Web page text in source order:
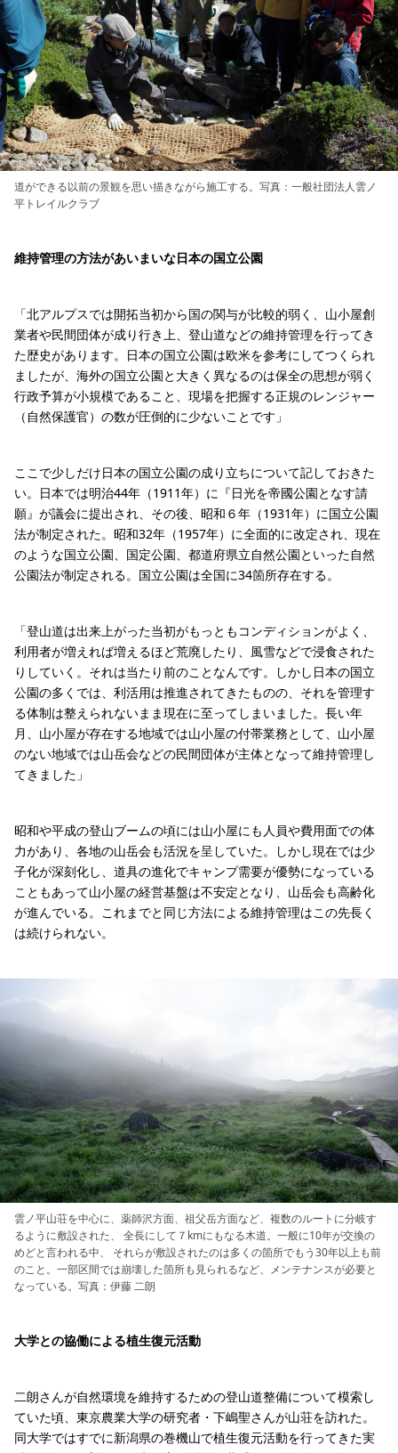
道ができる以前の景観を思い描きながら施工する。写真：一般社団法人雲ノ
平トレイルクラブ
維持管理の方法があいまいな日本の国立公園
「北アルプスでは開拓当初から国の関与が比較的弱く、山小屋創
業者や民間団体が成り行き上、登山道などの維持管理を行ってき
た歴史があります。日本の国立公園は欧米を参考にしてつくられ
ましたが、海外の国立公園と大きく異なるのは保全の思想が弱く
行政予算が小規模であること、現場を把握する正規のレンジャー
（自然保護官）の数が圧倒的に少ないことです」
ここで少しだけ日本の国立公園の成り立ちについて記しておきた
い。日本では明治44年（1911年）に『日光を帝國公園となす請
願』が議会に提出され、その後、昭和６年（1931年）に国立公園
法が制定された。昭和32年（1957年）に全面的に改定され、現在
のような国立公園、国定公園、都道府県立自然公園といった自然
公園法が制定される。国立公園は全国に34箇所存在する。
「登山道は出来上がった当初がもっともコンディションがよく、
利用者が増えれば増えるほど荒廃したり、風雪などで浸食された
りしていく。それは当たり前のことなんです。しかし日本の国立
公園の多くでは、利活用は推進されてきたものの、それを管理す
る体制は整えられないまま現在に至ってしまいました。長い年
月、山小屋が存在する地域では山小屋の付帯業務として、山小屋
のない地域では山岳会などの民間団体が主体となって維持管理し
てきました」
昭和や平成の登山ブームの頃には山小屋にも人員や費用面での体
力があり、各地の山岳会も活況を呈していた。しかし現在では少
子化が深刻化し、道具の進化でキャンプ需要が優勢になっている
こともあって山小屋の経営基盤は不安定となり、山岳会も高齢化
が進んでいる。これまでと同じ方法による維持管理はこの先長く
は続けられない。
雲ノ平山荘を中心に、薬師沢方面、祖父岳方面など、複数のルートに分岐す
るように敷設された、 全長にして７kmにもなる木道。一般に10年が交換の
めどと言われる中、 それらが敷設されたのは多くの箇所でもう30年以上も前
のこと。一部区間では崩壊した箇所も見られるなど、メンテナンスが必要と
なっている。写真：伊藤 二朗
大学との協働による植生復元活動
二朗さんが自然環境を維持するための登山道整備について模索し
ていた頃、東京農業大学の研究者・下嶋聖さんが山荘を訪れた。
同大学ではすでに新潟県の巻機山で植生復元活動を行ってきた実